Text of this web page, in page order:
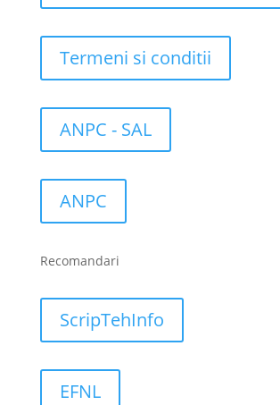
Termeni si conditii
ANPC - SAL
ANPC
Recomandari
ScripTehInfo
EFNL